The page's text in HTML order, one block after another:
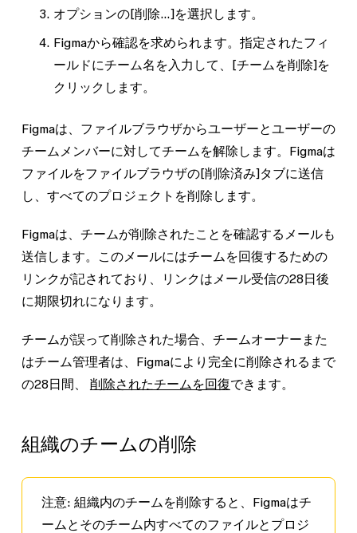
オプションの[削除...]を選択します。
Figmaから確認を求められます。指定されたフィ
ールドにチーム名を入力して、 [チームを削除]を
クリックします。
Figmaは、ファイルブラウザからユーザーとユーザーの
チームメンバーに対してチームを解除します。Figmaは
ファイルをファイルブラウザの[削除済み]タブに送信
し、すべてのプロジェクトを削除します。
Figmaは、チームが削除されたことを確認するメールも
送信します。このメールにはチームを回復するための
リンクが記されており、リンクはメール受信の28日後
に期限切れになります。
チームが誤って削除された場合、チームオーナーまた
はチーム管理者は、Figmaにより完全に削除されるまで
の28日間、 削除されたチームを回復できます。
組織のチームの削除
注意: 組織内のチームを削除すると、Figmaはチ
ームとそのチーム内すべてのファイルとプロジ